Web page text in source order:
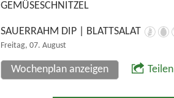
GEMÜSESCHNITZEL
SAUERRAHM DIP | BLATTSALAT
Freitag, 07. August
Wochenplan anzeigen Teilen